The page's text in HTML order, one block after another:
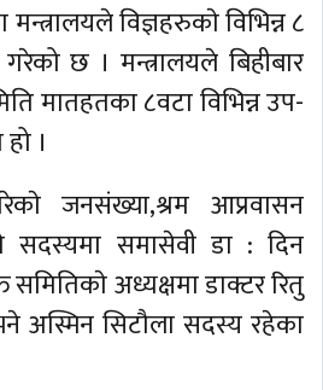
विज्ञहरुकाे विभिन्न ८
छ । मन्त्रालयले बिहीबार
मातहतका ८वटा विभिन्न उप-
।
जनसंख्या,श्रम आप्रवासन
सदस्यमा समासेवी डा : दिन
अध्यक्षमा डाक्टर रितु
अस्मिन सिटौला सदस्य रहेका